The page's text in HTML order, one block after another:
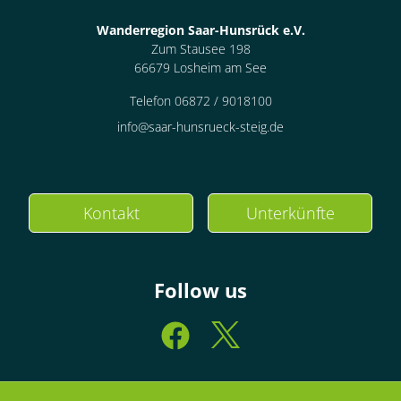
Wanderregion Saar-Hunsrück e.V.
Zum Stausee 198
66679 Losheim am See
Telefon 06872 / 9018100
info@saar-hunsrueck-steig.de
Kontakt Unterkünfte
Follow us